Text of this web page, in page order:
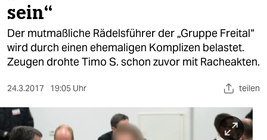
öko
gesellschaft
sport
berlin
sein“
Der mutmaßliche Rädelsführer der „Gruppe Freital“
wird durch einen ehemaligen Komplizen belastet.
Zeugen drohte Timo S. schon zuvor mit Racheakten.
24.3.2017 19:05 Uhr teilen